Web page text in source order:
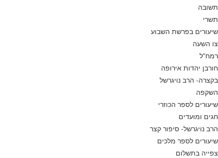
תשובה
תשרי
שיעורים בפרשת השבוע
צו השעה
רמח”ל
חורבן יהדות אירופה
בקצרה- הרב נויגרשל
השקפה
שיעורים לספר הכוזרי
חגים ומועדים
הרב נויגרשל- סיפור קצר
שיעורים לספר מלכים
צפייה בתשלום